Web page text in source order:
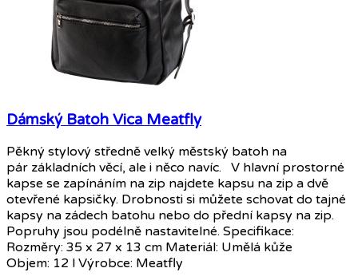
Dámský Batoh Vica Meatfly
Pěkný stylový středně velký městský batoh na
pár základních věcí, ale i něco navíc. V hlavní prostorné
kapse se zapínáním na zip najdete kapsu na zip a dvě
otevřené kapsičky. Drobnosti si můžete schovat do tajné
kapsy na zádech batohu nebo do přední kapsy na zip.
Popruhy jsou podélně nastavitelné. Specifikace:
Rozměry: 35 x 27 x 13 cm Materiál: Umělá kůže
Objem: 12 l Výrobce: Meatfly